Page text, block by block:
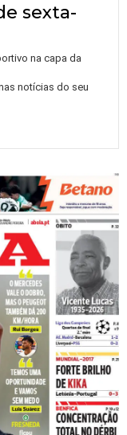
sexta-
na capa da
notícias do seu